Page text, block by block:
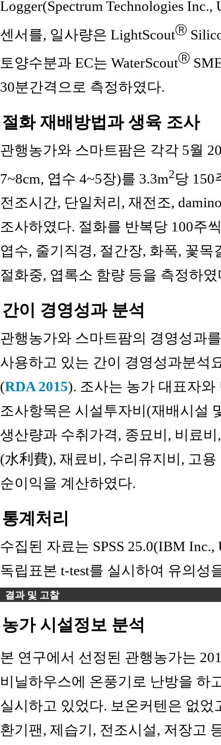
Logger(Spectrum Technologies
센서를, 일사량은 LightScoutⓇ
토양수분과 EC는 WaterScoutⓇ
30분간격으로 측정하였다.
절화 재배방법과 생육 조사
관행농가와 스마트팜은 각각 5월
7~8cm, 엽수 4~5장)를 3.3m2당 150
전조시간, 단일처리, 재전조,
조사하였다. 절화를 반복당 100주
엽수, 줄기직경, 절간장, 화폭, 꽃
절화중, 엽록소 함량 등을 측정하였
간이 경영성과 분석
관행농가와 스마트팜의 경영성과
사용하고 있는 간이 경영성과분석
(RDA 2015). 조사는 농가 대표자
조사항목은 시설투자비(재배시설
생산량과 수취가격, 종묘비, 비료
(水利費), 재료비, 수리유지비, 고
순이익을 계산하였다.
통계처리
수집된 자료는 SPSS 25.0(IBM
독립표본 t-test를 실시하여 유의성
결과 및 고찰
농가 시설정보 분석
본 연구에서 선정된 관행농가는
비닐하우스에 온풍기로 난방을 하
실시하고 있었다. 보온커텐은 없
환기팬, 제습기, 전조시설, 저장고